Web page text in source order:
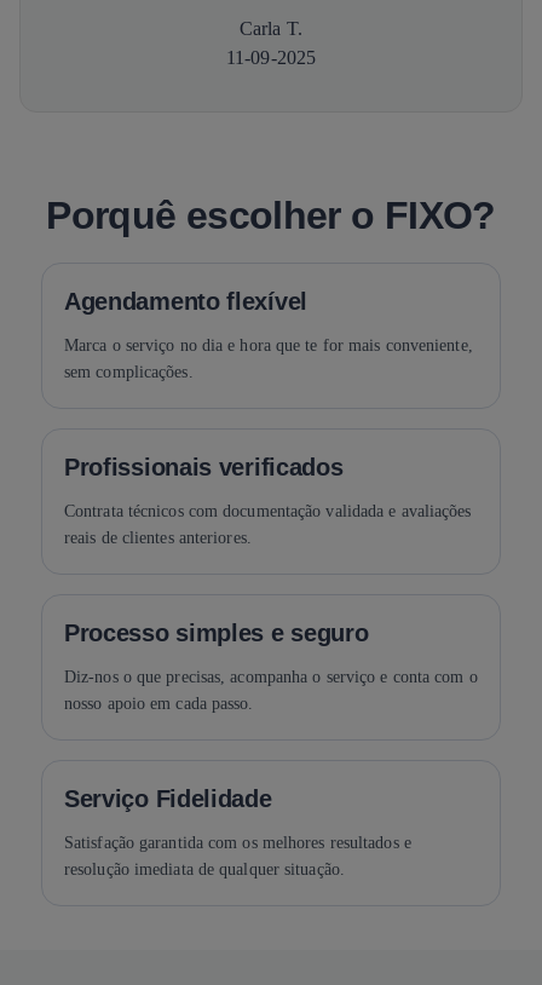
Carla T.
11-09-2025
Porquê escolher o FIXO?
Agendamento flexível
Marca o serviço no dia e hora que te for mais conveniente,
sem complicações.
Profissionais verificados
Contrata técnicos com documentação validada e avaliações
reais de clientes anteriores.
Processo simples e seguro
Diz-nos o que precisas, acompanha o serviço e conta com o
nosso apoio em cada passo.
Serviço Fidelidade
Satisfação garantida com os melhores resultados e
resolução imediata de qualquer situação.